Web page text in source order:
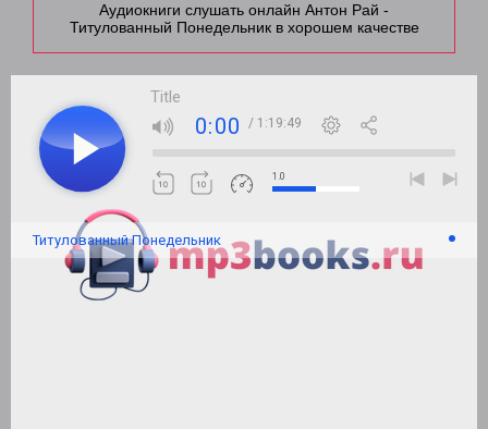
Аудиокниги слушать онлайн Антон Рай -
Титулованный Понедельник в хорошем качестве
Title
0:00 / 1:19:49
1.0
Титулованный Понедельник